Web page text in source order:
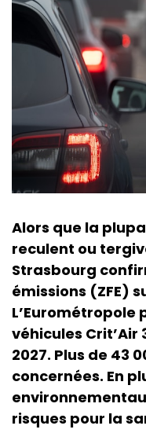
Alors que la
reculent ou
Strasbourg
émissions (ZFE)
L’Eurométropole
véhicules Crit’Air
2027. Plus de 43
concernées. En
risques pour la